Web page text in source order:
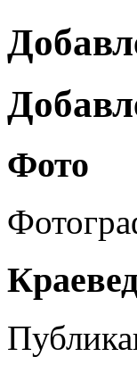
Фото